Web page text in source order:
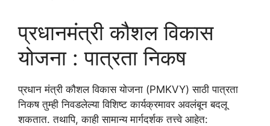
प्रधानमंत्री कौशल विकास
योजना : पात्रता निकष
प्रधान मंत्री कौशल विकास योजना (PMKVY) साठी पात्रता
निकष तुम्ही निवडलेल्या विशिष्ट कार्यक्रमावर अवलंबून बदलू
शकतात. तथापि, काही सामान्य मार्गदर्शक तत्त्वे आहेत: